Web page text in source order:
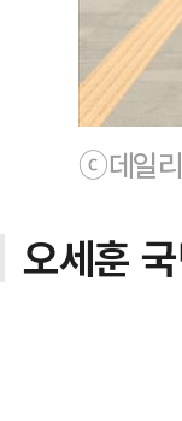
ⓒ데일
오세훈